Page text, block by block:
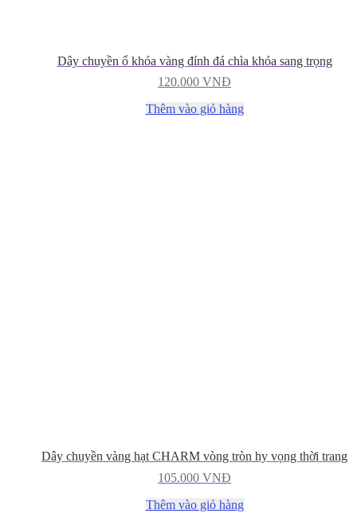
Dây chuyền ổ khóa vàng đính đá chìa khóa sang trọng
120.000 VNĐ
Thêm vào giỏ hàng
Dây chuyền vàng hạt CHARM vòng tròn hy vọng thời trang
105.000 VNĐ
Thêm vào giỏ hàng